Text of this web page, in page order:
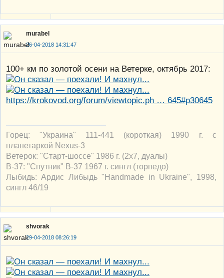
murabel
26-04-2018 14:31:47
100+ км по золотой осени на Ветерке, октябрь 2017:
https://krokovod.org/forum/viewtopic.ph … 645#p30645
Горец: "Украина" 111-441 (короткая) 1990 г. с
планетаркой Nexus-3
Ветерок: "Старт-шоссе" 1986 г. (2х7, дуалы)
В-37: "Спутник" В-37 1967 г. сингл (торпедо)
Лыбидь: Ардис Либыдь "Handmade in Ukraine", 1998,
сингл 46/19
shvorak
29-04-2018 08:26:19